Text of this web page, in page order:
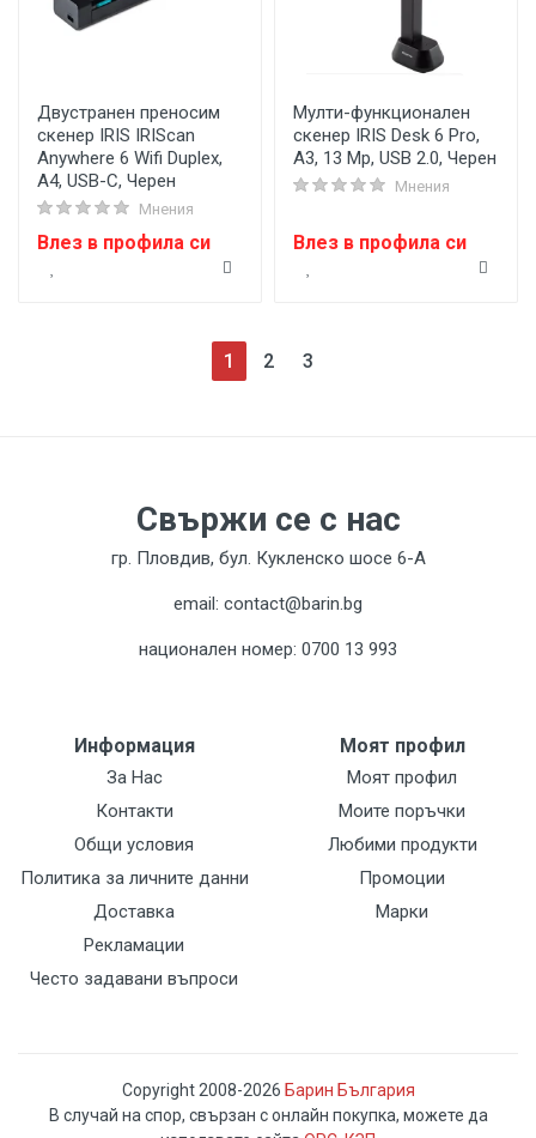
Двустранен преносим
скенер IRIS IRIScan
Anywhere 6 Wifi Duplex,
A4, USB-C, Черен
Мнения
Влез в профила си
Мулти-функционален
скенер IRIS Desk 6 Pro,
A3, 13 Mp, USB 2.0, Черен
Мнения
Влез в профила си
1 (current)
2 3
Свържи се с нас
гр. Пловдив, бул. Кукленско шосе 6-А
email: contact@barin.bg
национален номер: 0700 13 993
Информация
За Нас
Контакти
Общи условия
Политика за личните данни
Доставка
Рекламации
Често задавани въпроси
Моят профил
Моят профил
Моите поръчки
Любими продукти
Промоции
Марки
Copyright 2008-2026 Барин България
В случай на спор, свързан с онлайн покупка, можете да